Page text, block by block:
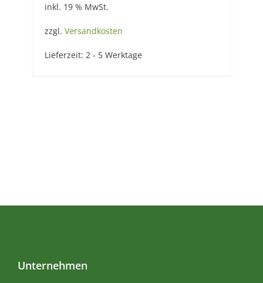
inkl. 19 % MwSt.
zzgl. Versandkosten
Lieferzeit: 2 - 5 Werktage
Unternehmen